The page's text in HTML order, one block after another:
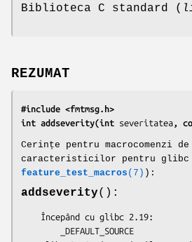
Biblioteca C standard (
REZUMAT
#include <fmtmsg.h>
int addseverity(int severitatea ,
Cerințe pentru macrocomenzi
caracteristicilor pentru
feature_test_macros (7) ):
addseverity():